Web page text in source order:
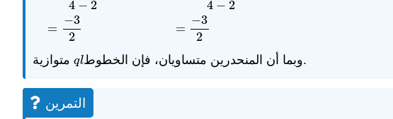
4 − 2
=
−3
2
4 − 2
=
−3
2
وبما أن المنحدرين متساويان، فإن الخطوطl
l
q
q متوازية.
التمرين